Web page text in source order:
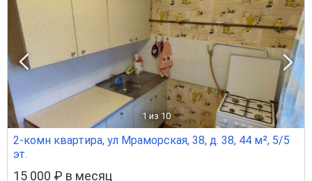
1 из 10
2-комн квартира, ул Мраморская, 38, д. 38, 44 м², 5/5
эт.
15 000 ₽ в месяц